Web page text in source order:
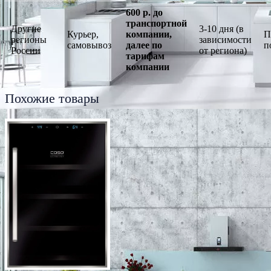
Другие
регионы
России
Курьер,
самовывоз
600 р. до
транспортной
компании,
далее по
тарифам
компании
3-10 дня (в
зависимости
от региона)
Похожие товары